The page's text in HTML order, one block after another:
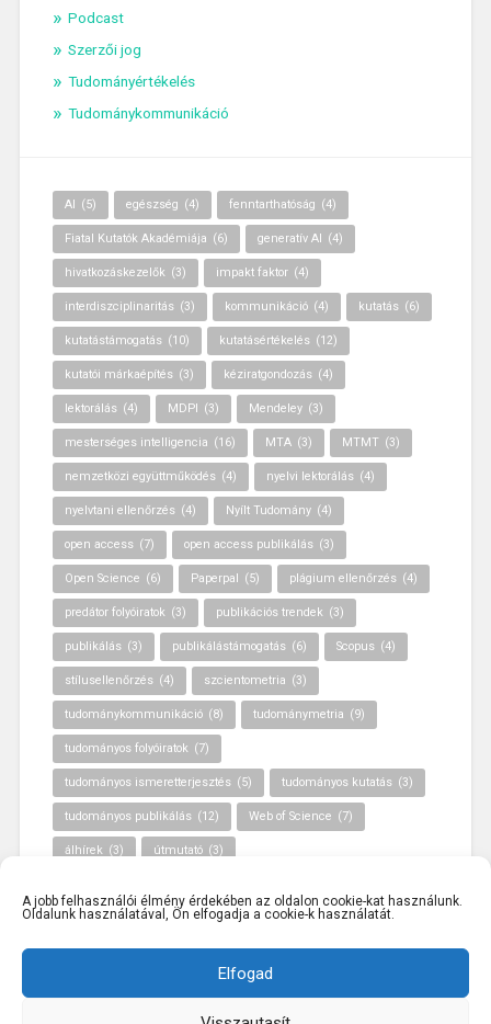
A jobb felhasználói élmény érdekében az oldalon cookie-kat használunk.
Oldalunk használatával, Ön elfogadja a cookie-k használatát.
Elfogad
Podcast
Szerzői jog
Tudományértékelés
Tudománykommunikáció
AI (5) egészség (4) fenntarthatóság (4)
Fiatal Kutatók Akadémiája (6) generatív AI (4)
hivatkozáskezelők (3) impakt faktor (4)
interdiszciplinaritás (3) kommunikáció (4) kutatás (6)
kutatástámogatás (10) kutatásértékelés (12)
kutatói márkaépítés (3) kéziratgondozás (4)
lektorálás (4) MDPI (3) Mendeley (3)
mesterséges intelligencia (16) MTA (3) MTMT (3)
nemzetközi együttműködés (4) nyelvi lektorálás (4)
nyelvtani ellenőrzés (4) Nyílt Tudomány (4)
open access (7) open access publikálás (3)
Open Science (6) Paperpal (5) plágium ellenőrzés (4)
predátor folyóiratok (3) publikációs trendek (3)
publikálás (3) publikálástámogatás (6) Scopus (4)
stílusellenőrzés (4) szcientometria (3)
tudománykommunikáció (8) tudománymetria (9)
tudományos folyóiratok (7)
tudományos ismeretterjesztés (5) tudományos kutatás (3)
tudományos publikálás (12) Web of Science (7)
álhírek (3) útmutató (3)